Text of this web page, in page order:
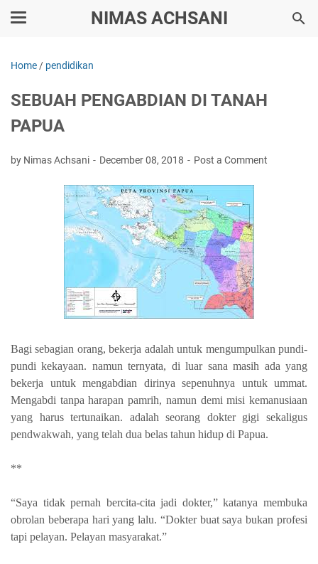
NIMAS ACHSANI
Home / pendidikan
SEBUAH PENGABDIAN DI TANAH
PAPUA
by Nimas Achsani December 08, 2018 Post a Comment
Bagi sebagian orang, bekerja adalah untuk mengumpulkan pundi-
pundi kekayaan. namun ternyata, di luar sana masih ada yang
bekerja untuk mengabdian dirinya sepenuhnya untuk ummat.
Mengabdi tanpa harapan pamrih, namun demi misi kemanusiaan
yang harus tertunaikan. adalah seorang dokter gigi sekaligus
pendwakwah, yang telah dua belas tahun hidup di Papua.
**
“Saya tidak pernah bercita-cita jadi dokter,” katanya membuka
obrolan beberapa hari yang lalu. “Dokter buat saya bukan profesi
tapi pelayan. Pelayan masyarakat.”